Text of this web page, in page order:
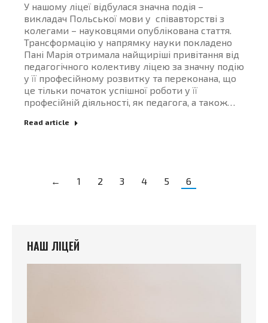
У нашому ліцеї відбулася значна подія –
викладач Польської мови у співавторстві з
колегами – науковцями опублікована стаття.
Трансформацію у напрямку науки покладено
Пані Марія отримала найщиріші привітання від
педагогічного колективу ліцею за значну подію
у її професійному розвитку та переконана, що
це тільки початок успішної роботи у її
професійній діяльності, як педагога, а також…
Read article
← 1 2 3 4 5 6
НАШ ЛІЦЕЙ